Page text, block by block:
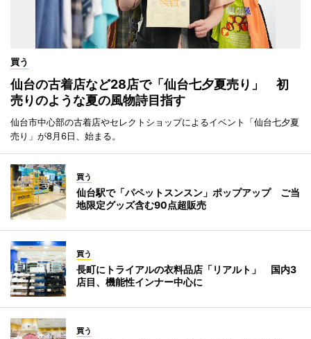
買う
仙台の古着店など28店で「仙台七夕夏売り」 初
売りのような夏の風物詩目指す
仙台市中心部の古着店やセレクトショップによるイベント「仙台七夕夏
売り」が8月6日、始まる。
買う
仙台駅で「パペットスンスン」ポップアップ ご当
地限定グッズ含む90点超販売
買う
長町にトライアルの衣料品店「リアルト」 国内3
店目、機能性インナー中心に
買う